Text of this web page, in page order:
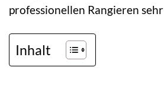
professionellen Rangieren
Inhalt